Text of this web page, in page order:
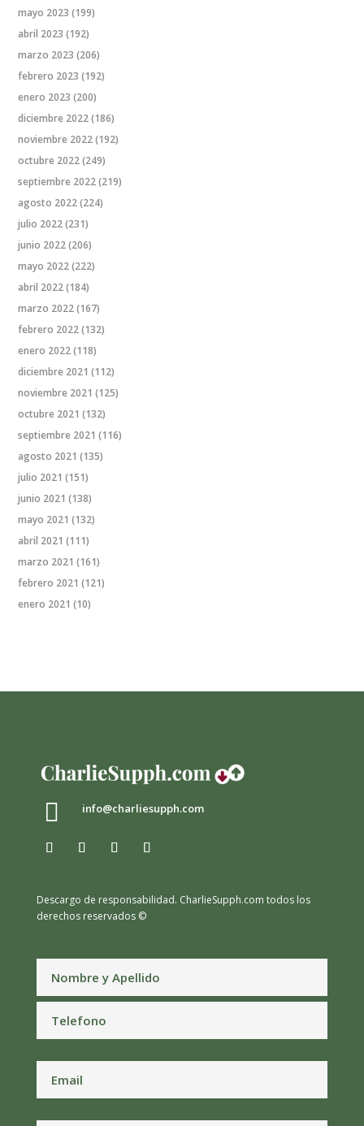
mayo 2023 (199)
abril 2023 (192)
marzo 2023 (206)
febrero 2023 (192)
enero 2023 (200)
diciembre 2022(186)
noviembre 2022(192)
octubre 2022(249)
septiembre 2022(219)
agosto 2022(224)
julio 2022(231)
junio 2022(206)
mayo 2022(222)
abril 2022(184)
marzo 2022(167)
febrero 2022(132)
enero 2022(118)
diciembre 2021 (112)
noviembre 2021 (125)
octubre 2021 (132)
septiembre 2021 (116)
agosto 2021 (135)
julio 2021 (151)
junio 2021 (138)
mayo 2021 (132)
abril 2021 (111)
marzo 2021 (161)
febrero 2021 (121)
enero 2021 (10)
 info@charliesupph.com
Descargo de responsabilidad. CharlieSupph.com todos los
derechos reservados ©